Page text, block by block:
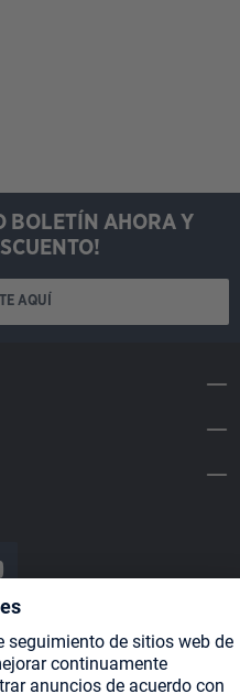
BOLETÍN AHORA Y
AQUÍ